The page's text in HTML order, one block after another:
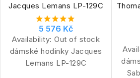
Jacques Lemans LP-129C
5 576 Kč
Availability: Out of stock
dámské hodinky Jacques
Lemans LP-129C